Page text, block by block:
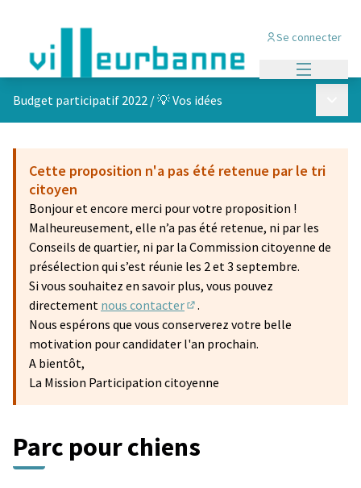
Se connecter
Budget participatif 2022 /💡 Vos idées
Cette proposition n'a pas été retenue par le tri
citoyen
Bonjour et encore merci pour votre proposition !
Malheureusement, elle n’a pas été retenue, ni par les
Conseils de quartier, ni par la Commission citoyenne de
présélection qui s’est réunie les 2 et 3 septembre.
Si vous souhaitez en savoir plus, vous pouvez
directement nous contacter
(S'ouvre dans un nouvel onglet)
.
Nous espérons que vous conserverez votre belle
motivation pour candidater l'an prochain.
A bientôt,
La Mission Participation citoyenne
Parc pour chiens